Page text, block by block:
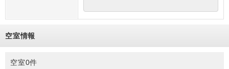
空室情報
空室0件